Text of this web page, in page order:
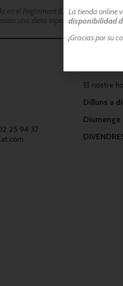
en el Reglament (UE) 1169/2011:No
una dieta especial, si us plau
25 94 37
El nostre
Dilluns a
Diumenge
La tienda online
disponibilidad
¡Gracias por su